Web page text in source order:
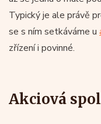
Typický je ale právě
se s ním setkáváme u
zřízení i povinné.
Akciová